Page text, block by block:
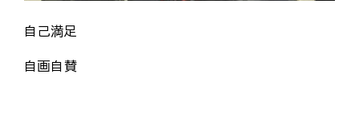
自己満足
自画自賛